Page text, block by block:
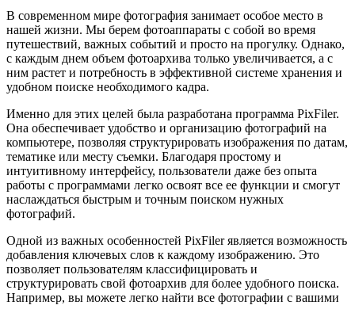
В современном мире фотография занимает особое место в
нашей жизни. Мы берем фотоаппараты с собой во время
путешествий, важных событий и просто на прогулку. Однако,
с каждым днем объем фотоархива только увеличивается, а с
ним растет и потребность в эффективной системе хранения и
удобном поиске необходимого кадра.
Именно для этих целей была разработана программа PixFiler.
Она обеспечивает удобство и организацию фотографий на
компьютере, позволяя структурировать изображения по датам,
тематике или месту съемки. Благодаря простому и
интуитивному интерфейсу, пользователи даже без опыта
работы с программами легко освоят все ее функции и смогут
наслаждаться быстрым и точным поиском нужных
фотографий.
Одной из важных особенностей PixFiler является возможность
добавления ключевых слов к каждому изображению. Это
позволяет пользователям классифицировать и
структурировать свой фотоархив для более удобного поиска.
Например, вы можете легко найти все фотографии с вашими